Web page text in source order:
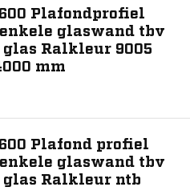
resultaat
Plafondprofiel
glaswand tbv
glas Ralkleur 9005
mm
Plafond profiel
glaswand tbv
glas Ralkleur ntb